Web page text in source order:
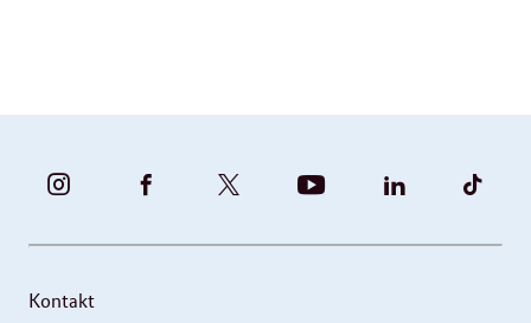
BUNDESFAMILIENMINISTERIUM
INSTAGRAM
BUNDESFAMILIENMINISTERIUM
FACEBOOK
FAMILIENMINISTERIUM
|
BMBFSFJ
YOUTUBE
BMFSFJ
LINKEDIN
Kontakt